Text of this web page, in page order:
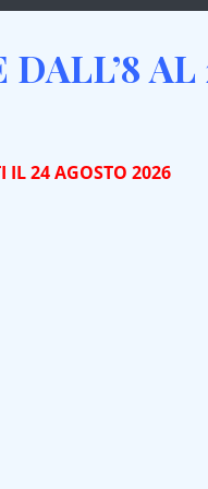
IN CANTINA AL
IL 24 AGOSTO 2026